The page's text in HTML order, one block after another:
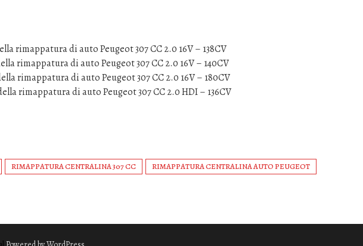
rimappatura di auto Peugeot 307 CC 2.0 16V – 138CV
rimappatura di auto Peugeot 307 CC 2.0 16V – 140CV
rimappatura di auto Peugeot 307 CC 2.0 16V – 180CV
rimappatura di auto Peugeot 307 CC 2.0 HDI – 136CV
RIMAPPATURA CENTRALINA 307 CC RIMAPPATURA CENTRALINA AUTO PEUGEOT